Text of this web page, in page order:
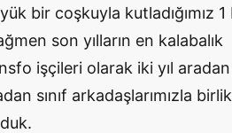
bir coşkuyla kutladığımız 1
son yılların en kalabalık
işçileri olarak iki yıl
sınıf arkadaşlarımızla